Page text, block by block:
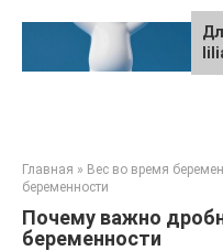
Главная » Вес во время
беременности
Почему важно
беременности